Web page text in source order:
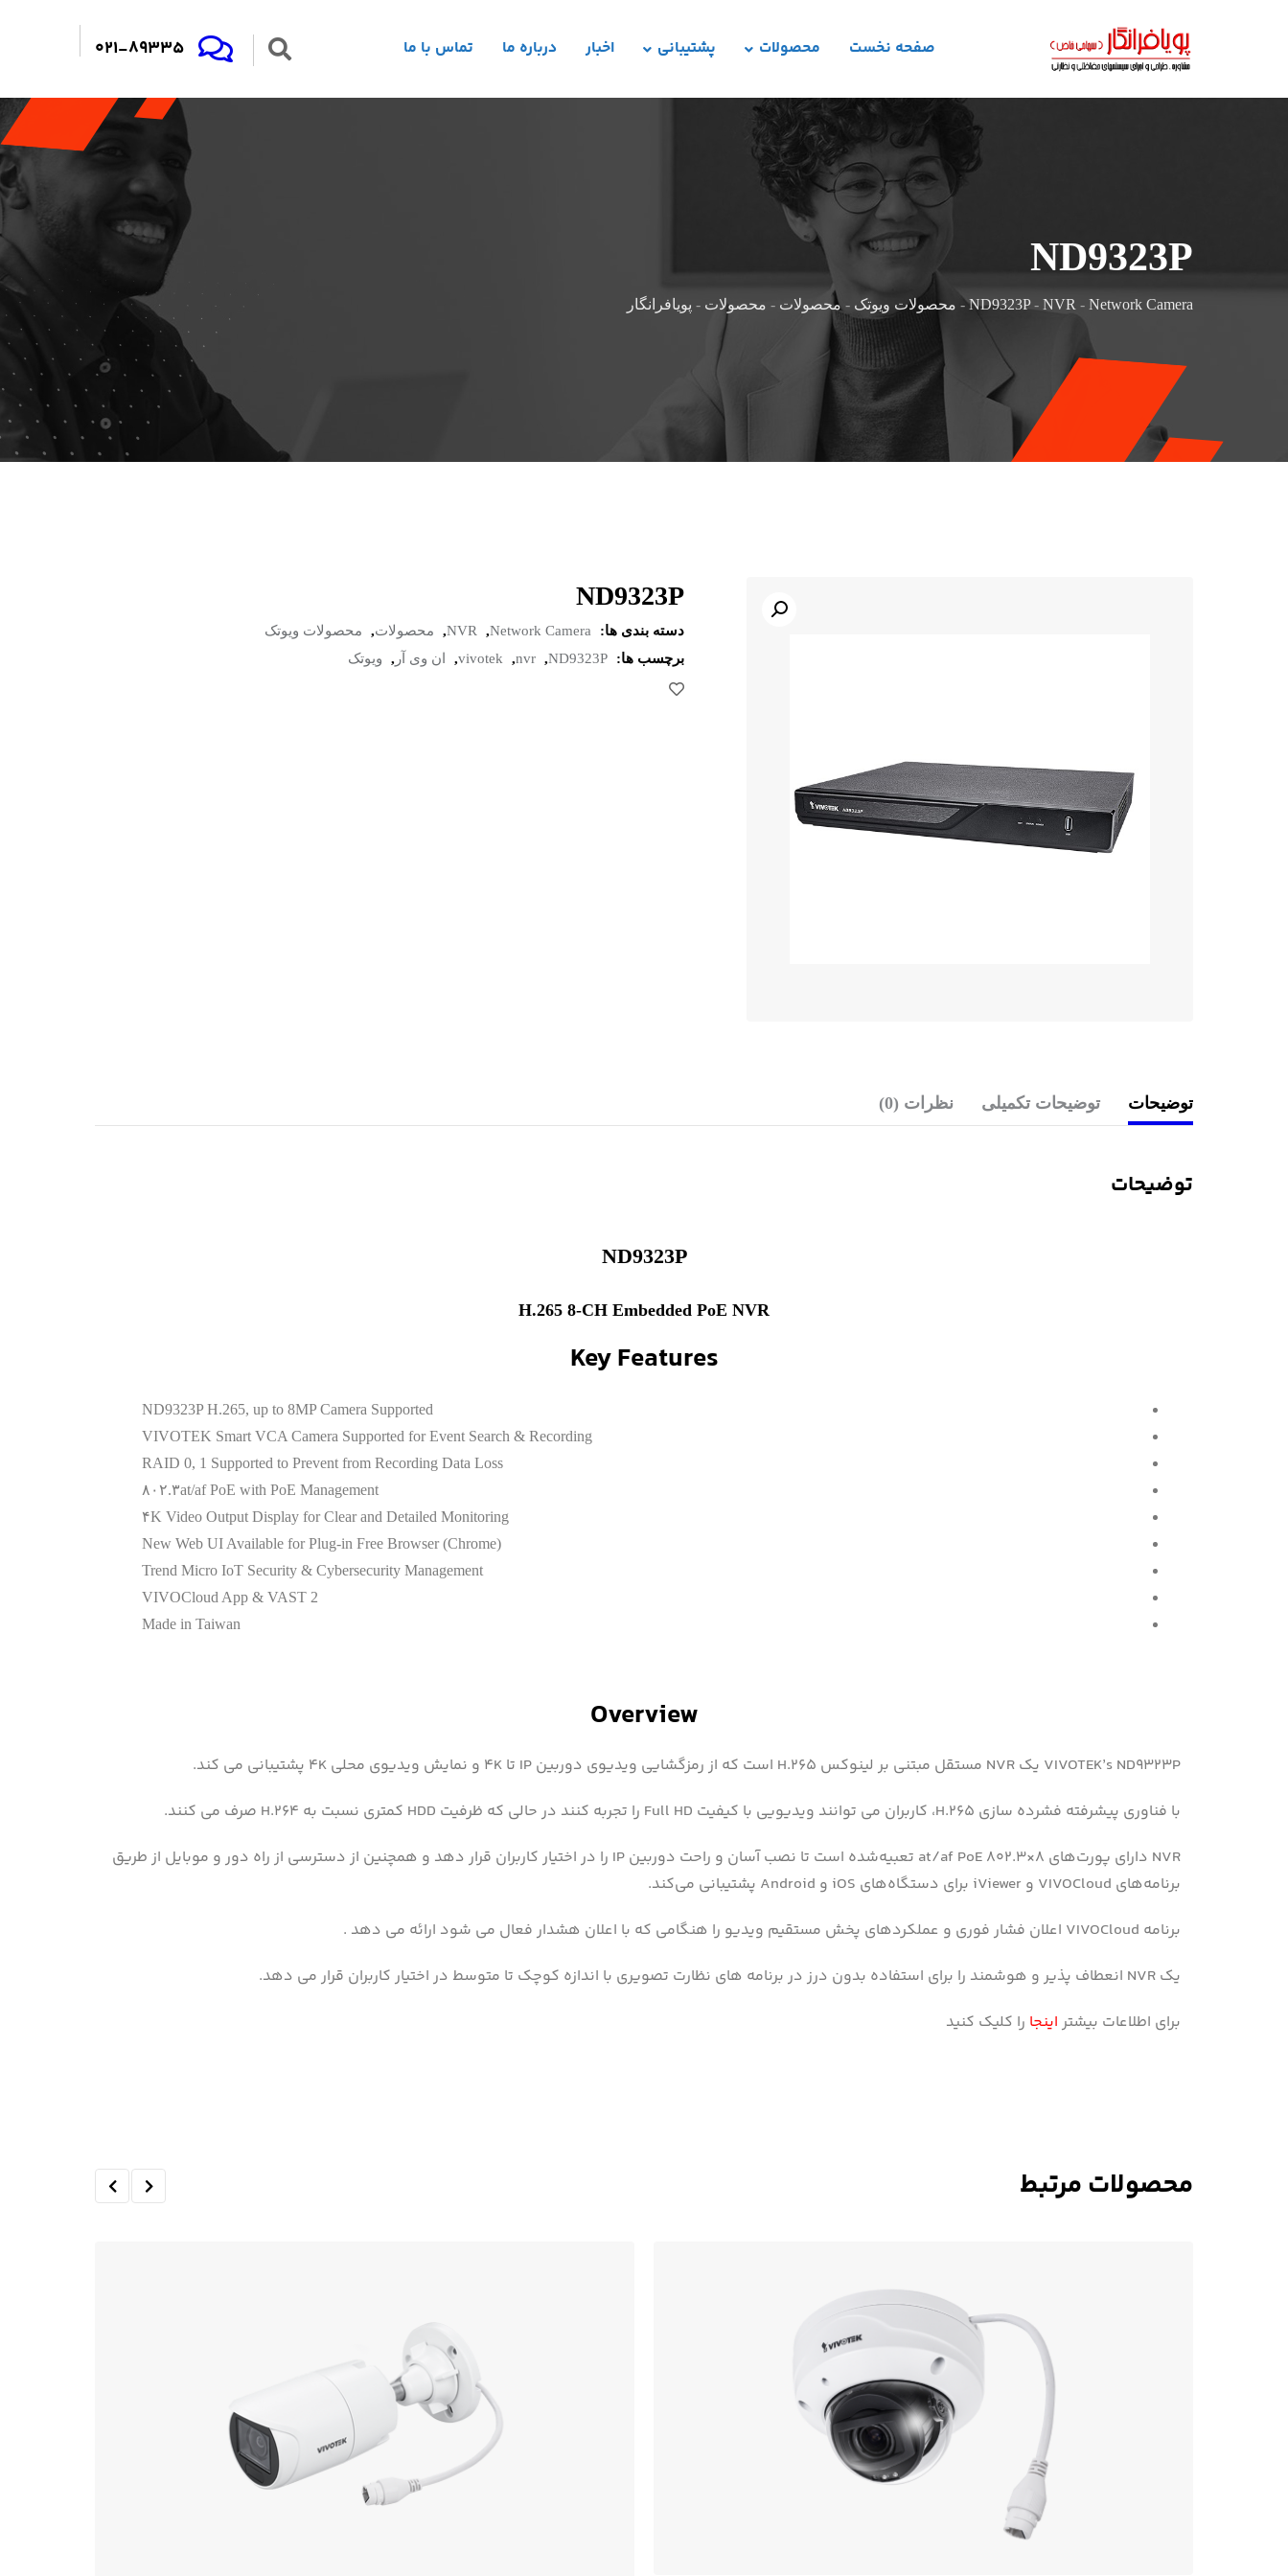
صفحه نخست محصولات پشتیبانی اخبار درباره ما تماس با ما 021-89335
ND9323P
ND9323P- NVR - Network Camera
- محصولات ویوتک - محصولات - محصولات - پویافرانگار
ND9323P
دسته بندی ها: Network Camera
,
NVR
, محصولات,
محصولات ویوتک
برچسب ها:
ND9323P
,
nvr
,
vivotek
, ان وی آر , ویوتک
توضیحات توضیحات تکمیلی نظرات (0)
توضیحات
ND9323P
H.265 8-CH Embedded PoE NVR
Key Features
ND9323P H.265, up to 8MP Camera Supported
VIVOTEK Smart VCA Camera Supported for Event Search & Recording
RAID 0, 1 Supported to Prevent from Recording Data Loss
۸۰۲.۳at/af PoE with PoE Management
۴K Video Output Display for Clear and Detailed Monitoring
New Web UI Available for Plug-in Free Browser (Chrome)
Trend Micro IoT Security & Cybersecurity Management
VIVOCloud App & VAST 2
Made in Taiwan
Overview
VIVOTEK’s ND9323P یک NVR مستقل مبتنی بر لینوکس H.265 است که از رمزگشایی ویدیوی دوربین IP تا ۴K و نمایش ویدیوی محلی ۴K پشتیبانی می کند.
با فناوری پیشرفته فشرده سازی H.265، کاربران می توانند ویدیویی با کیفیت Full HD را تجربه کنند در حالی که ظرفیت HDD کمتری نسبت به H.264 صرف می کنند.
NVR دارای پورت‌های ۸×۸۰۲.۳ at/af PoE تعبیه‌شده است تا نصب آسان و راحت دوربین IP را در اختیار کاربران قرار دهد و همچنین از دسترسی از راه دور و موبایل از طریق
برنامه‌های VIVOCloud و iViewer برای دستگاه‌های iOS و Android پشتیبانی می‌کند.
برنامه VIVOCloud اعلان فشار فوری و عملکردهای پخش مستقیم ویدیو را هنگامی که با اعلان هشدار فعال می شود ارائه می دهد .
یک NVR انعطاف پذیر و هوشمند را برای استفاده بدون درز در برنامه های نظارت تصویری با اندازه کوچک تا متوسط ​​در اختیار کاربران قرار می دهد.
برای اطلاعات بیشتر اینجا را کلیک کنید
محصولات مرتبط